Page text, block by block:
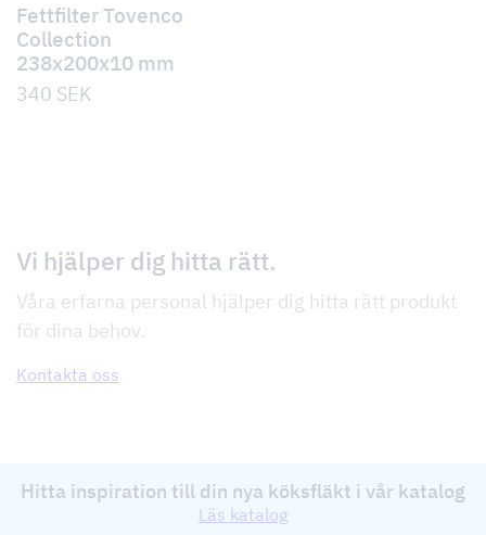
Fettfilter Tovenco
Collection
238x200x10 mm
340 SEK
Vi hjälper dig hitta rätt.
Våra erfarna personal hjälper dig hitta rätt produkt
för dina behov.
Kontakta oss
Hitta inspiration till din nya köksfläkt i vår katalog
Läs katalog